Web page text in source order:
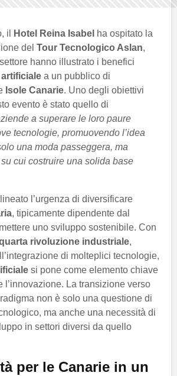
il Hotel Reina Isabel ha ospitato la
del Tour Tecnologico Aslan,
hanno illustrato i benefici
a un pubblico di
Isole Canarie. Uno degli obiettivi
evento è stato quello di
a superare le loro paure
tecnologie, promuovendo l’idea
una moda passeggera, ma
cui costruire una solida base
l’urgenza di diversificare
, tipicamente dipendente dal
uno sviluppo sostenibile. Con
rivoluzione industriale,
di molteplici tecnologie,
si pone come elemento chiave
l’innovazione. La transizione verso
non è solo una questione di
ma anche una necessità di
in settori diversi da quello
per le Canarie in un